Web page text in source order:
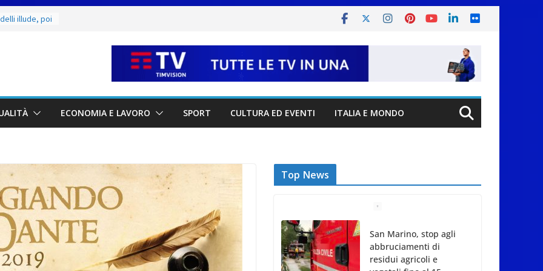
12,
di
al 15
salate
ECONOMIA E LAVORO SPORT CULTURA ED EVENTI ITALIA E MONDO
Top News
San Marino. Fervono i
preparativi per la visita
del Papa. Illustrati i